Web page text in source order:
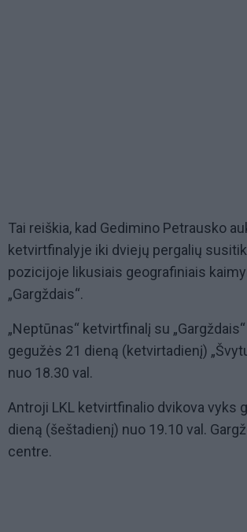
Tai reiškia, kad Gedimino Petrausko
ketvirtfinalyje iki dviejų pergalių
pozicijoje likusiais geografiniais
„Gargždais“.
„Neptūnas“ ketvirtfinalį su
gegužės 21 dieną (ketvirtadienį)
nuo 18.30 val.
Antroji LKL ketvirtfinalio dvikova vyks
dieną (šeštadienį) nuo 19.10 val.
centre.